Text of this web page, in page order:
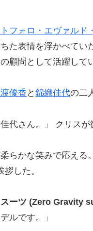
フォロ・エヴァルド
た表情を浮かべてい
顧問として活躍して
優香 と 錦織佳代の二
代さん。」 クリスが
らかな笑みで応え
した。
ーツ (Zero Gravity
ルです。」